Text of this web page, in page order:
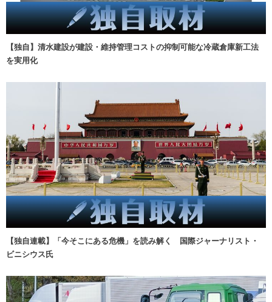
【独自】清水建設が建設・維持管理コストの抑制可能な冷蔵倉庫新工法
を実用化
【独自連載】「今そこにある危機」を読み解く 国際ジャーナリスト・
ビニシウス氏